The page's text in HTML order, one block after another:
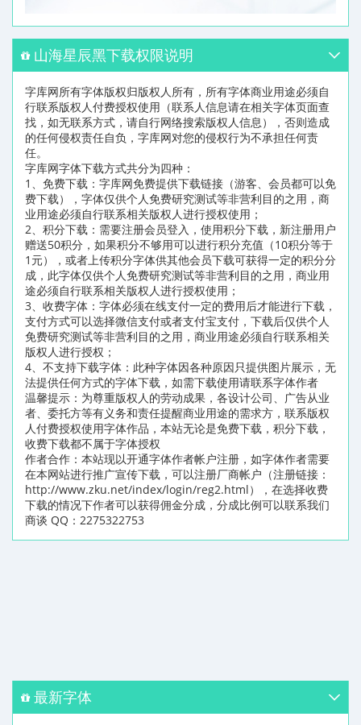
山海星辰黑下载权限说明
字库网所有字体版权归版权人所有，所有字体商业用途必须自
行联系版权人付费授权使用（联系人信息请在相关字体页面查
找，如无联系方式，请自行网络搜索版权人信息），否则造成
的任何侵权责任自负，字库网对您的侵权行为不承担任何责
任。
字库网字体下载方式共分为四种：
1、免费下载：字库网免费提供下载链接（游客、会员都可以免
费下载），字体仅供个人免费研究测试等非营利目的之用，商
业用途必须自行联系相关版权人进行授权使用；
2、积分下载：需要注册会员登入，使用积分下载，新注册用户
赠送50积分，如果积分不够用可以进行积分充值（10积分等于
1元），或者上传积分字体供其他会员下载可获得一定的积分分
成，此字体仅供个人免费研究测试等非营利目的之用，商业用
途必须自行联系相关版权人进行授权使用；
3、收费字体：字体必须在线支付一定的费用后才能进行下载，
支付方式可以选择微信支付或者支付宝支付，下载后仅供个人
免费研究测试等非营利目的之用，商业用途必须自行联系相关
版权人进行授权；
4、不支持下载字体：此种字体因各种原因只提供图片展示，无
法提供任何方式的字体下载，如需下载使用请联系字体作者
温馨提示：为尊重版权人的劳动成果，各设计公司、广告从业
者、委托方等有义务和责任提醒商业用途的需求方，联系版权
人付费授权使用字体作品，本站无论是免费下载，积分下载，
收费下载都不属于字体授权
作者合作：本站现以开通字体作者帐户注册，如字体作者需要
在本网站进行推广宣传下载，可以注册厂商帐户（注册链接：
http://www.zku.net/index/login/reg2.html），在选择收费
下载的情况下作者可以获得佣金分成，分成比例可以联系我们
商谈 QQ：2275322753
最新字体